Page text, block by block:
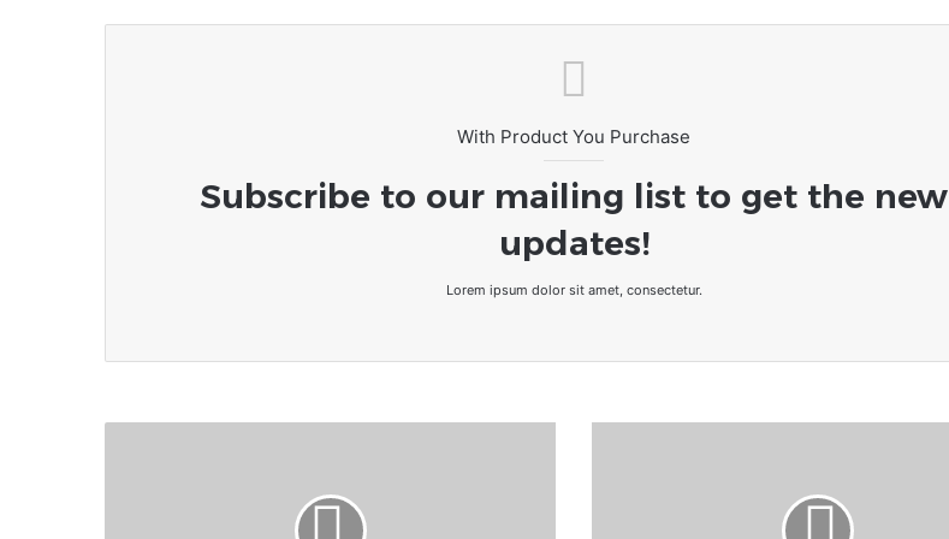
With Product You Purchase
Subscribe to our mailing list to get the new
updates!
Lorem ipsum dolor sit amet, consectetur.